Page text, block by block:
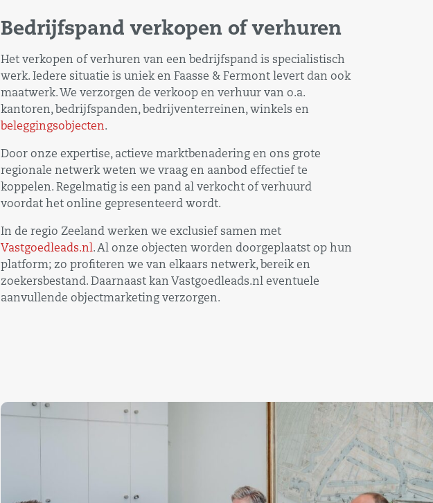
Bedrijfspand verkopen of verhuren
Het verkopen of verhuren van een bedrijfspand is specialistisch
werk. Iedere situatie is uniek en Faasse & Fermont levert dan ook
maatwerk. We verzorgen de verkoop en verhuur van o.a.
kantoren, bedrijfspanden, bedrijventerreinen, winkels en
beleggingsobjecten.
Door onze expertise, actieve marktbenadering en ons grote
regionale netwerk weten we vraag en aanbod effectief te
koppelen. Regelmatig is een pand al verkocht of verhuurd
voordat het online gepresenteerd wordt.
In de regio Zeeland werken we exclusief samen met
Vastgoedleads.nl. Al onze objecten worden doorgeplaatst op hun
platform; zo profiteren we van elkaars netwerk, bereik en
zoekersbestand. Daarnaast kan Vastgoedleads.nl eventuele
aanvullende objectmarketing verzorgen.